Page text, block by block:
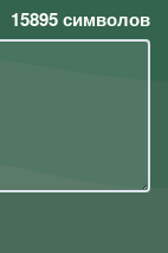
15895символов